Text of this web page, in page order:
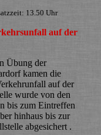
13.50 Uhr
auf der
Übung der
kamen die
auf der
wurde von den
bis zum Eintreffen
hinhaus bis zur
abgesichert .